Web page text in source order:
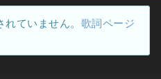
ていません。 歌詞ページ